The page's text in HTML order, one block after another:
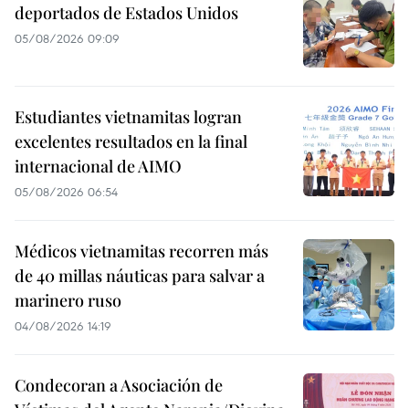
deportados de Estados Unidos
05/08/2026 09:09
Estudiantes vietnamitas logran
excelentes resultados en la final
internacional de AIMO
05/08/2026 06:54
Médicos vietnamitas recorren más
de 40 millas náuticas para salvar a
marinero ruso
04/08/2026 14:19
Condecoran a Asociación de